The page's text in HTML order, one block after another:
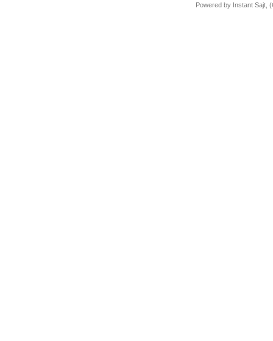
Powered by Instant Sajt,